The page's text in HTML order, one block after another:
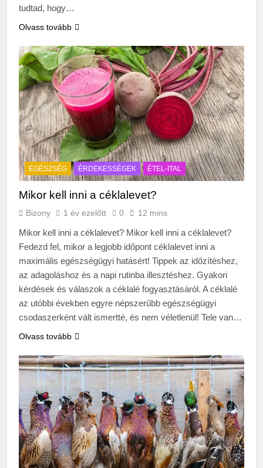
tudtad, hogy…
Olvass tovább
EGÉSZSÉG ÉRDEKESSÉGEK ÉTEL-ITAL
Mikor kell inni a céklalevet?
Bizony 1 év ezelőtt 0 12 mins
Mikor kell inni a céklalevet? Mikor kell inni a céklalevet?
Fedezd fel, mikor a legjobb időpont céklalevet inni a
maximális egészségügyi hatásért! Tippek az időzítéshez,
az adagoláshoz és a napi rutinba illesztéshez. Gyakori
kérdések és válaszok a céklalé fogyasztásáról. A céklalé
az utóbbi években egyre népszerűbb egészségügyi
csodaszerként vált ismertté, és nem véletlenül! Tele van…
Olvass tovább